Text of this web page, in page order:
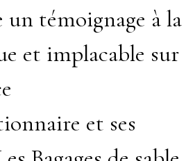
un témoignage à la
et implacable sur
et ses